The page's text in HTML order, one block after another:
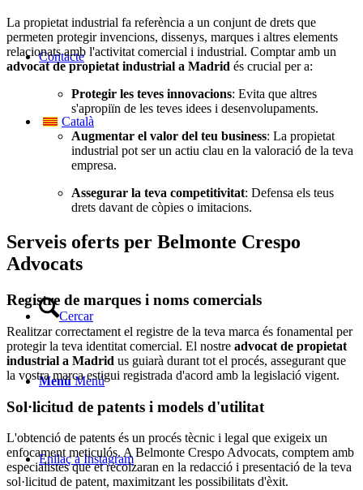
Contacte
Català
Cercar
Menú Menú
Enllaç a Instagram
La propietat industrial fa referència a un conjunt de drets que
permeten protegir invencions, dissenys, marques i altres elements
relacionats amb l'activitat comercial i industrial. Comptar amb un
advocat de propietat industrial a Madrid és crucial per a:
Protegir les teves innovacions: Evita que altres
s'apropiïn de les teves idees i desenvolupaments.
Augmentar el valor del teu business: La propietat
industrial pot ser un actiu clau en la valoració de la teva
empresa.
Assegurar la teva competitivitat: Defensa els teus
drets davant de còpies o imitacions.
Serveis oferts per Belmonte Crespo
Advocats
Registre de marques i noms comercials
Realitzar correctament el registre de la teva marca és fonamental per
protegir la teva identitat comercial. El nostre advocat de propietat
industrial a Madrid us guiarà durant tot el procés, assegurant que
la vostra marca estigui registrada d'acord amb la legislació vigent.
Sol·licitud de patents i models d'utilitat
L'obtenció de patents és un procés tècnic i legal que exigeix un
enfocament meticulós. A Belmonte Crespo Advocats, comptem amb
especialistes que et recolzaran en la redacció i presentació de la teva
sol·licitud de patent, maximitzant les possibilitats d'èxit.